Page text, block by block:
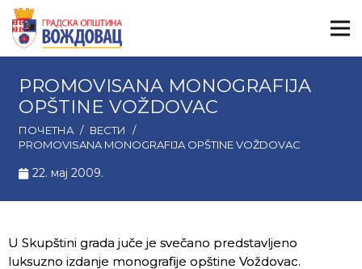
PROMOVISANA MONOGRAFIJA
OPŠTINE VOŽDOVAC
ПОЧЕТНА / ВЕСТИ
/
PROMOVISANA MONOGRAFIJA OPŠTINE VOŽDOVAC
22. мај 2009.
U Skupštini grada juče je svečano predstavljeno
luksuzno izdanje monografije opštine Voždovac.